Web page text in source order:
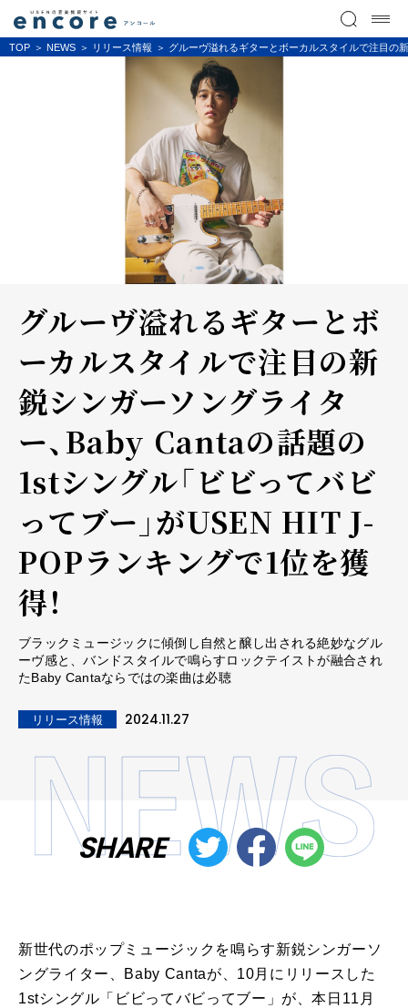
TOP NEWS リリース情報 グルーヴ溢れるギターとボーカルスタイルで注目の
グルーヴ溢れるギターとボ
ーカルスタイルで注目の新
鋭シンガーソングライタ
ー、Baby Cantaの話題の
1stシングル「ビビってバビ
ってブー」がUSEN HIT J-
POPランキングで1位を獲
得！
ブラックミュージックに傾倒し自然と醸し出される絶妙なグル
ーヴ感と、バンドスタイルで鳴らすロックテイストが融合され
たBaby Cantaならではの楽曲は必聴
リリース情報 2024.11.27
SHARE
新世代のポップミュージックを鳴らす新鋭シンガーソ
ングライター、Baby Cantaが、10月にリリースした
1stシングル「ビビってバビってブー」が、本日11月